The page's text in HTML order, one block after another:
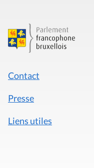
Contact
Presse
Liens utiles